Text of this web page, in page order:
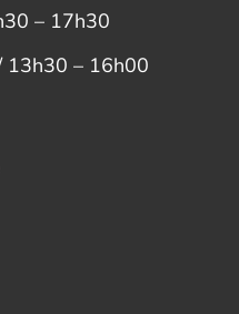
– 17h30
13h30 – 16h00